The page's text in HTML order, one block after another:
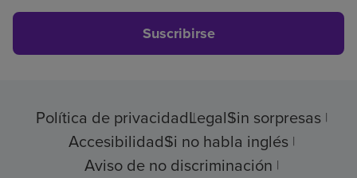
Suscribirse
Política de privacidadLegalSin sorpresas
AccesibilidadSi no habla inglés
Aviso de no discriminación